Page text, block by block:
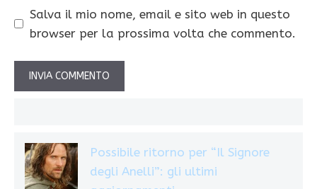
Salva il mio nome, email e sito web in questo
browser per la prossima volta che commento.
Possibile ritorno per “Il Signore
degli Anelli”: gli ultimi